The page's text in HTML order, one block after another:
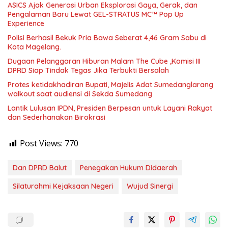
ASICS Ajak Generasi Urban Eksplorasi Gaya, Gerak, dan
Pengalaman Baru Lewat GEL-STRATUS MC™ Pop Up
Experience
Polisi Berhasil Bekuk Pria Bawa Seberat 4,46 Gram Sabu di
Kota Magelang.
Dugaan Pelanggaran Hiburan Malam The Cube ,Komisi III
DPRD Siap Tindak Tegas Jika Terbukti Bersalah
Protes ketidakhadiran Bupati, Majelis Adat Sumedanglarang
walkout saat audiensi di Sekda Sumedang
Lantik Lulusan IPDN, Presiden Berpesan untuk Layani Rakyat
dan Sederhanakan Birokrasi
Post Views: 770
Dan DPRD Balut
Penegakan Hukum Didaerah
Silaturahmi Kejaksaan Negeri
Wujud Sinergi